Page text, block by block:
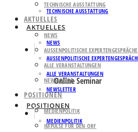
TECHNISCHE AUSSTATTUNG
AKTUELLES
NEWS
AUSSENPOLITISCHE EXPERTENGESPRÄCHE
ALLE VERANSTALTUNGEN
NEWSLETTER
POSITIONEN
MEDIENPOLITIK
TECHNISCHE AUSSTATTUNG
AKTUELLES
NEWS
AUSSENPOLITISCHE EXPERTENGESPRÄCHE
ALLE VERANSTALTUNGEN
NEWSLETTER
POSITIONEN
MEDIENPOLITIK
IMPULSE FÜR DEN ORF
Online Seminar